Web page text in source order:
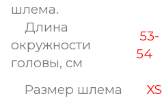
шлема.
Длина
окружности
головы, см
53-
54
Размер шлема
XS